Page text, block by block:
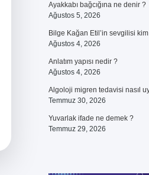
Ayakkabı bağcığına ne denir ?
Ağustos 5, 2026
Bilge Kağan Etil’in sevgilisi
Ağustos 4, 2026
Anlatım yapısı nedir ?
Ağustos 4, 2026
Algoloji migren tedavisi nasıl
Temmuz 30, 2026
Yuvarlak ifade ne demek ?
Temmuz 29, 2026